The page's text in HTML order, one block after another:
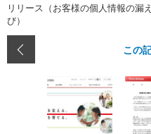
リリース（お客様の個人情報の漏
び）
この